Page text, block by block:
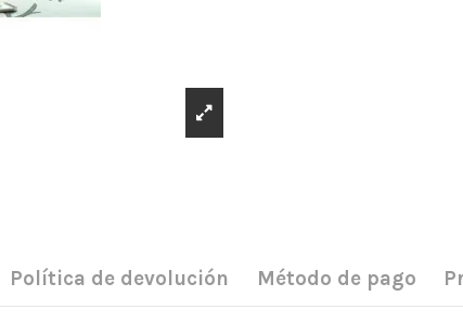
Política de devolución Método de pago